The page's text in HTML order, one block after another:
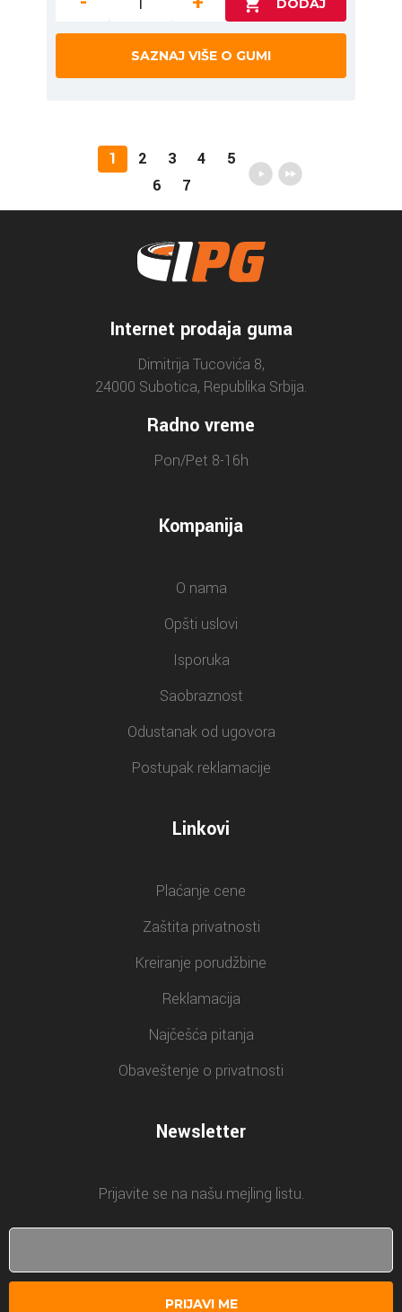
SAZNAJ VIŠE O GUMI
1 2 3 4
5
6
7
Internet prodaja guma
Dimitrija Tucovića 8,
24000 Subotica, Republika Srbija.
Radno vreme
Pon/Pet 8-16h
Kompanija
O nama
Opšti uslovi
Isporuka
Saobraznost
Odustanak od ugovora
Postupak reklamacije
Linkovi
Plaćanje cene
Zaštita privatnosti
Kreiranje porudžbine
Reklamacija
Najčešća pitanja
Obaveštenje o privatnosti
Newsletter
Prijavite se na našu mejling listu.
PRIJAVI ME